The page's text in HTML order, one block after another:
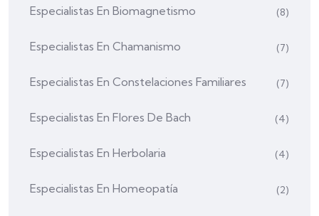
Especialistas En Biomagnetismo (8)
Especialistas En Chamanismo (7)
Especialistas En Constelaciones Familiares (7)
Especialistas En Flores De Bach (4)
Especialistas En Herbolaria (4)
Especialistas En Homeopatía (2)